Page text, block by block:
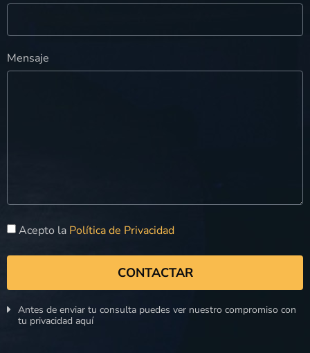
Mensaje
Acepto la Política de Privacidad
CONTACTAR
Antes de enviar tu consulta puedes ver nuestro compromiso con
tu privacidad aquí